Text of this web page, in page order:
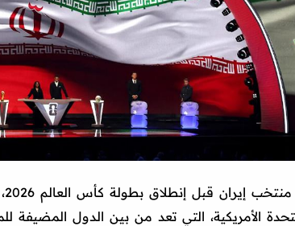
الأمريكية، التي تعد من بين الدول المضيفة